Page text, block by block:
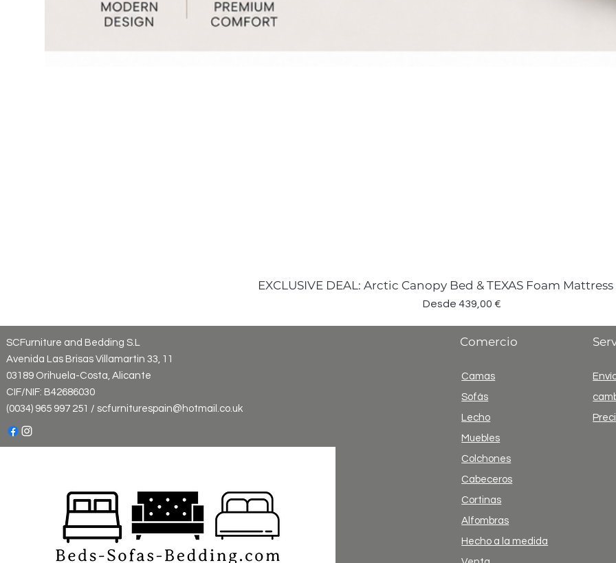
EXCLUSIVE DEAL: Arctic Canopy Bed & TEXAS Foam
Desde 439,00 €
Precio de oferta
SCFurniture and Bedding S.L
Avenida Las Brisas Villamartin 33, 11
03189 Orihuela-Costa, Alicante
CIF/NIF: B42686030
(0034) 965 997 251 / scfurniturespain@hotmail.co.uk
Comercio
Camas
Sofás
Lecho
Muebles
Colchones
Cabeceros
Cortinas
Alfombras
Hecho a la medida